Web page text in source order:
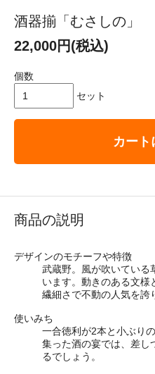
酒器揃「むさしの」
22,000円(税込)
個数
セット
カート
商品の説明
デザインのモチーフや特徴
武蔵野。風が吹いている
います。動きのある文様
繊細さで不動の人気を誇
使いみち
一合徳利が2本と小ぶり
集った酒の宴では、差し
るでしょう。